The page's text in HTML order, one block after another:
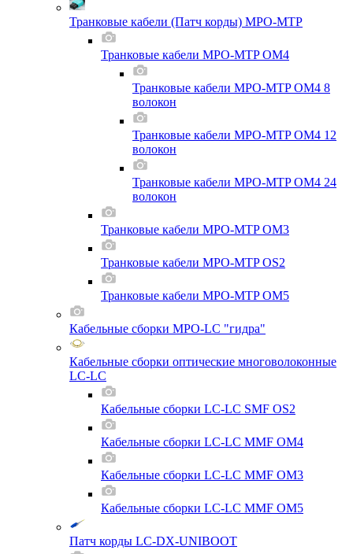
Транковые кабели (Патч корды) MPO-MTP
Транковые кабели MPO-MTP OM4
Транковые кабели MPO-MTP OM4 8
волокон
Транковые кабели MPO-MTP OM4 12
волокон
Транковые кабели MPO-MTP OM4 24
волокон
Транковые кабели MPO-MTP OM3
Транковые кабели MPO-MTP OS2
Транковые кабели MPO-MTP OM5
Кабельные сборки MPO-LC "гидра"
Кабельные сборки оптические многоволоконные
LC-LC
Кабельные сборки LC-LC SMF OS2
Кабельные сборки LC-LC MMF OM4
Кабельные сборки LC-LC MMF OM3
Кабельные сборки LC-LC MMF OM5
Патч корды LC-DX-UNIBOOT